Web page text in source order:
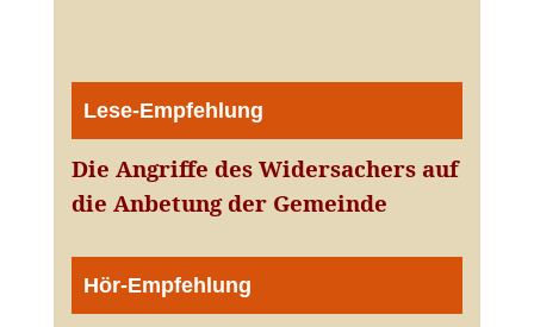
Lese-Empfehlung
Die Angriffe des Widersachers auf
die Anbetung der Gemeinde
Hör-Empfehlung